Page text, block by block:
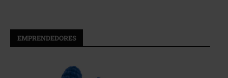
EMPRENDEDORES